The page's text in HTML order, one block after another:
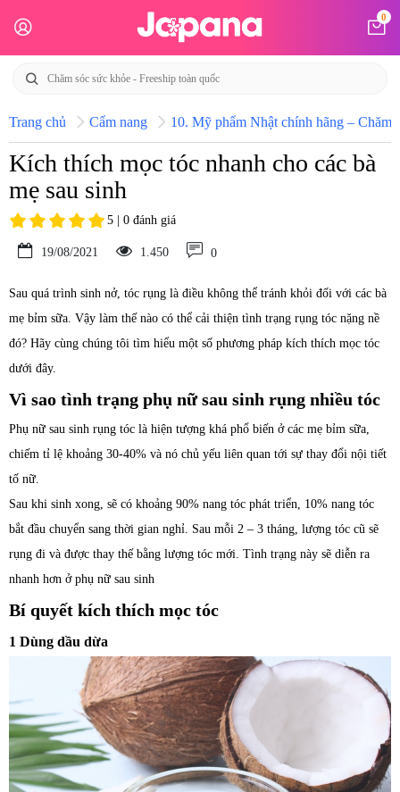
0
Trang chủ Cẩm nang 10. Mỹ phẩm Nhật chính hãng – Chăm
Kích thích mọc tóc nhanh cho các bà
mẹ sau sinh
5 | 0 đánh giá
19/08/2021 1.450 0
Sau quá trình sinh nở, tóc rụng là điều không thể tránh khỏi đối với các bà
mẹ bỉm sữa. Vậy làm thế nào có thể cải thiện tình trạng rụng tóc nặng nề
đó? Hãy cùng chúng tôi tìm hiểu một số phương pháp kích thích mọc tóc
dưới đây.
Vì sao tình trạng phụ nữ sau sinh rụng nhiều tóc
Phụ nữ sau sinh rụng tóc là hiện tượng khá phổ biến ở các mẹ bỉm sữa,
chiếm tỉ lệ khoảng 30-40% và nó chủ yếu liên quan tới sự thay đổi nội tiết
tố nữ.
Sau khi sinh xong, sẽ có khoảng 90% nang tóc phát triển, 10% nang tóc
bắt đầu chuyển sang thời gian nghỉ. Sau mỗi 2 – 3 tháng, lượng tóc cũ sẽ
rụng đi và được thay thế bằng lượng tóc mới. Tình trạng này sẽ diễn ra
nhanh hơn ở phụ nữ sau sinh
Bí quyết kích thích mọc tóc
1 Dùng dầu dừa